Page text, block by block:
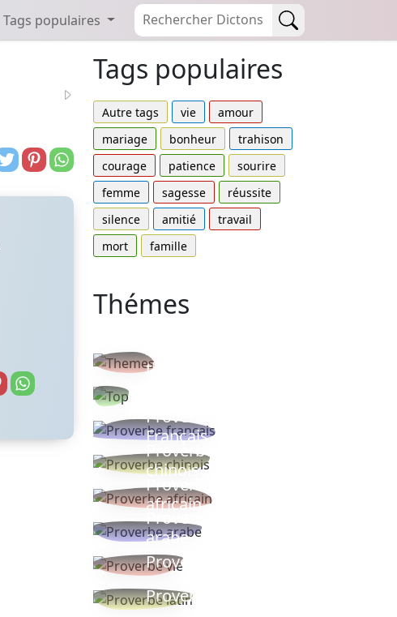
Tags populaires
Tags populaires
Autre tags vie
amour
mariage
bonheur
trahison
courage
patience
sourire
femme
sagesse
réussite
silence
amitié
travail
mort
famille
Thémes
thèmes
Proverbe
Français
Proverbe
chinois
Proverbe
africain
Proverbe
arabe
Proverbe vie
Proverbe latin